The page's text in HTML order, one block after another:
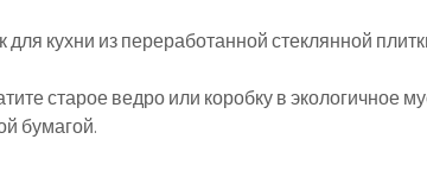
кухни из переработанной стеклянной
старое ведро или коробку в экологичное
бумагой.